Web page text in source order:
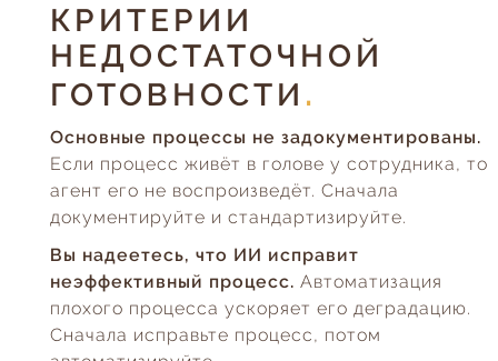
КРИТЕРИИ
НЕДОСТАТОЧНОЙ
ГОТОВНОСТИ
Основные процессы не задокументированы.
Если процесс живёт в голове у сотрудника, то
агент его не воспроизведёт. Сначала
документируйте и стандартизируйте.
Вы надеетесь, что ИИ исправит
неэффективный процесс. Автоматизация
плохого процесса ускоряет его деградацию.
Сначала исправьте процесс, потом